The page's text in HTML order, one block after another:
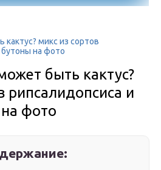
микс из сортов
на фото
быть кактус?
рипсалидопсиса и
фото